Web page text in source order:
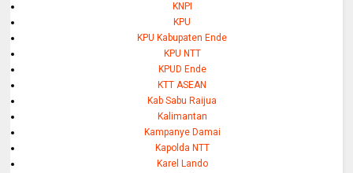
KNPI
KPU
KPU Kabupaten Ende
KPU NTT
KPUD Ende
KTT ASEAN
Kab Sabu Raijua
Kalimantan
Kampanye Damai
Kapolda NTT
Karel Lando